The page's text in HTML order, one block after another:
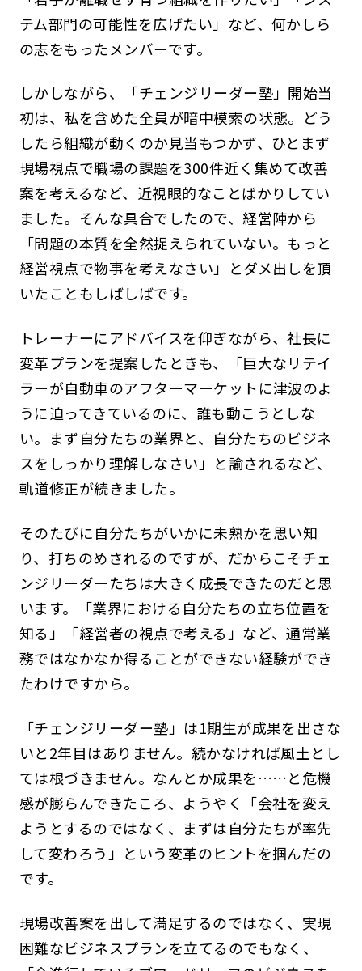
テム部門の可能性を広げたい」など、何かしら
の志をもったメンバーです。
しかしながら、「チェンジリーダー塾」開始当
初は、私を含めた全員が暗中模索の状態。どう
したら組織が動くのか見当もつかず、ひとまず
現場視点で職場の課題を300件近く集めて改善
案を考えるなど、近視眼的なことばかりしてい
ました。そんな具合でしたので、経営陣から
「問題の本質を全然捉えられていない。もっと
経営視点で物事を考えなさい」とダメ出しを頂
いたこともしばしばです。
トレーナーにアドバイスを仰ぎながら、社長に
変革プランを提案したときも、「巨大なリテイ
ラーが自動車のアフターマーケットに津波のよ
うに迫ってきているのに、誰も動こうとしな
い。まず自分たちの業界と、自分たちのビジネ
スをしっかり理解しなさい」と諭されるなど、
軌道修正が続きました。
そのたびに自分たちがいかに未熟かを思い知
り、打ちのめされるのですが、だからこそチェ
ンジリーダーたちは大きく成長できたのだと思
います。「業界における自分たちの立ち位置を
知る」「経営者の視点で考える」など、通常業
務ではなかなか得ることができない経験ができ
たわけですから。
「チェンジリーダー塾」は1期生が成果を出さな
いと2年目はありません。続かなければ風土とし
ては根づきません。なんとか成果を……と危機
感が膨らんできたころ、ようやく「会社を変え
ようとするのではなく、まずは自分たちが率先
して変わろう」という変革のヒントを掴んだの
です。
現場改善案を出して満足するのではなく、実現
困難なビジネスプランを立てるのでもなく、